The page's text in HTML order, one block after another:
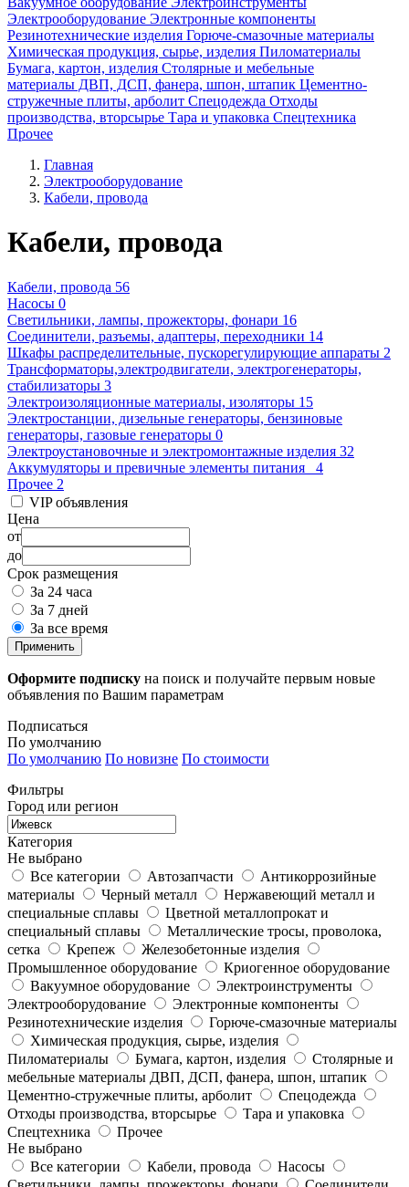
Электрооборудование Электронные компоненты
Резинотехнические изделия Горюче-смазочные материалы
Химическая продукция, сырье, изделия Пиломатериалы
Бумага, картон, изделия Столярные и мебельные
материалы ДВП, ДСП, фанера, шпон, штапик Цементно-
стружечные плиты, арболит Спецодежда Отходы
производства, вторсырье Тара и упаковка Спецтехника
Прочее
Главная
Электрооборудование
Кабели, провода
Кабели, провода
Кабели, провода 56
Насосы 0
Светильники, лампы, прожекторы, фонари 16
Соединители, разъемы, адаптеры, переходники 14
Шкафы распределительные, пускорегулирующие аппараты 2
Трансформаторы,электродвигатели, электрогенераторы,
стабилизаторы 3
Электроизоляционные материалы, изоляторы 15
Электростанции, дизельные генераторы, бензиновые
генераторы, газовые генераторы 0
Электроустановочные и электромонтажные изделия 32
Аккумуляторы и превичные элементы питания 4
Прочее 2
VIP объявления
Цена
от
до
Срок размещения
За 24 часа
За 7 дней
За все время
Применить
Оформите подписку на поиск и получайте первым новые
объявления по Вашим параметрам
Подписаться
По умолчанию
По умолчанию По новизне По стоимости
Фильтры
Город или регион
Категория
Не выбрано
Все категории
Автозапчасти
Антикоррозийные
материалы
Черный металл
Нержавеющий металл и
специальные сплавы
Цветной металлопрокат и
специальный сплавы
Металлические тросы, проволока,
сетка
Крепеж
Железобетонные изделия
Промышленное оборудование
Криогенное оборудование
Вакуумное оборудование
Электроинструменты
Электрооборудование
Электронные компоненты
Резинотехнические изделия
Горюче-смазочные материалы
Химическая продукция, сырье, изделия
Пиломатериалы
Бумага, картон, изделия
Столярные и
мебельные материалы ДВП, ДСП, фанера, шпон, штапик
Цементно-стружечные плиты, арболит
Спецодежда
Отходы производства, вторсырье
Тара и упаковка
Спецтехника
Прочее
Не выбрано
Все категории
Кабели, провода
Насосы